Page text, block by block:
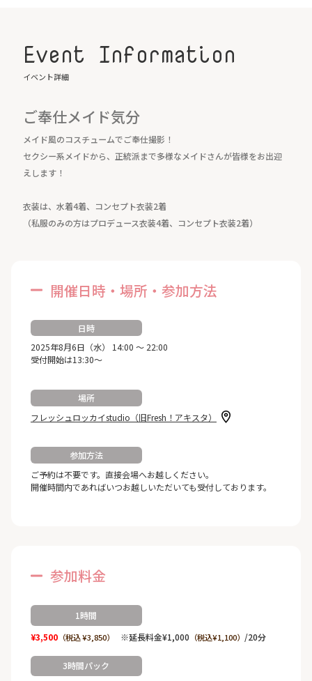
Event Information
イベント詳細
ご奉仕メイド気分
メイド風のコスチュームでご奉仕撮影！
セクシー系メイドから、正統派まで多様なメイドさんが皆様をお出迎
えします！
衣装は、水着4着、コンセプト衣装2着
（私服のみの方はプロデュース衣装4着、コンセプト衣装2着）
開催日時・場所・参加方法
日時
2025年8月6日（水） 14:00 ～ 22:00
受付開始は13:30～
場所
フレッシュロッカイstudio（旧Fresh！アキスタ）
参加方法
ご予約は不要です。直接会場へお越しください。
開催時間内であればいつお越しいただいても受付しております。
参加料金
1時間
¥3,500（税込 ¥3,850） ※延長料金¥1,000 （税込¥1,100） /20分
3時間パック